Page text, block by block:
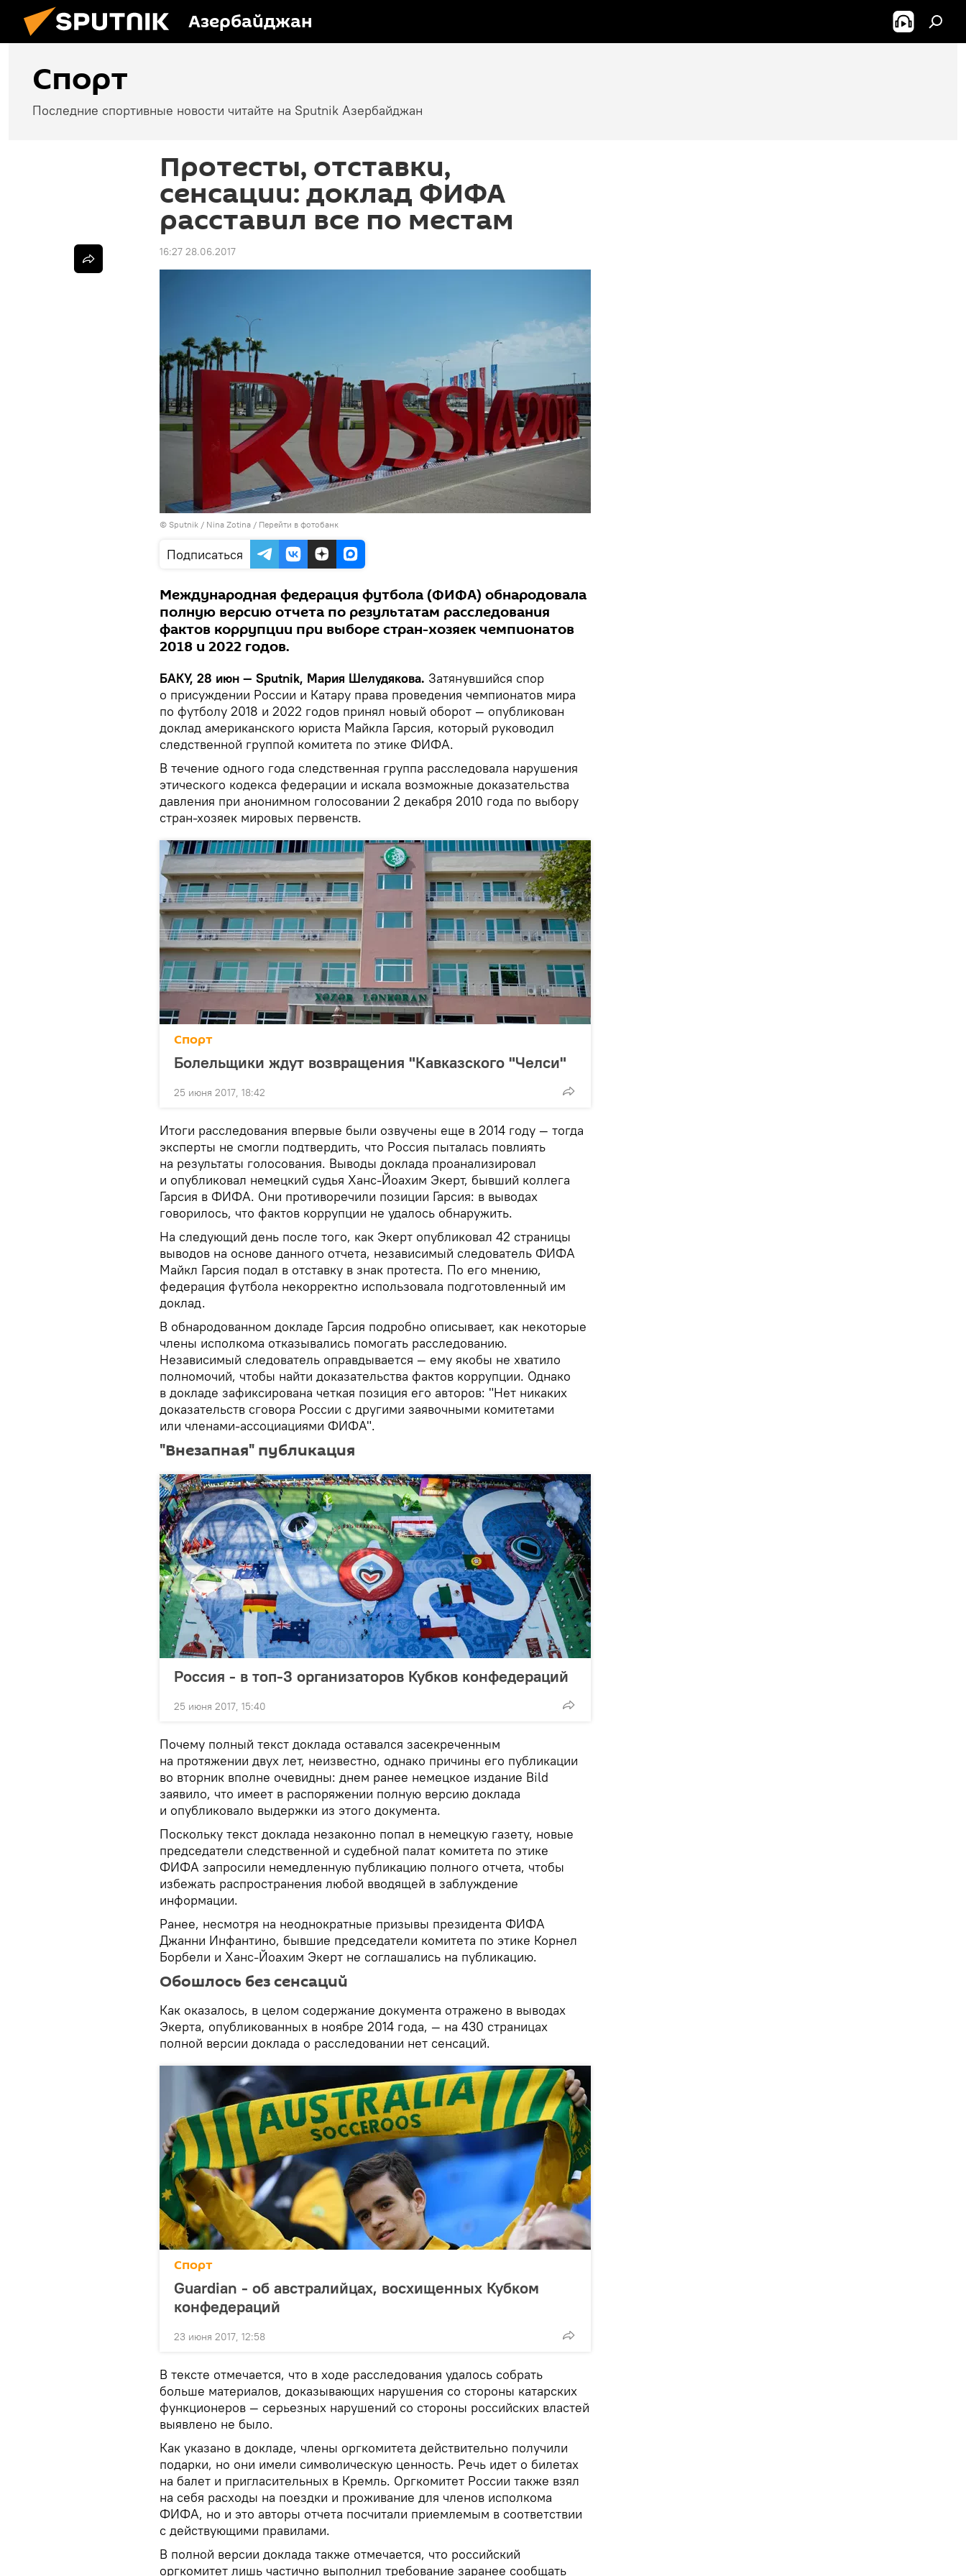
Азербайджан
Спорт
Последние спортивные новости читайте на Sputnik Азербайджан
Протесты, отставки,
сенсации: доклад ФИФА
расставил все по местам
16:27 28.06.2017
© Sputnik / Nina Zotina / Перейти в фотобанк
Подписаться
Международная федерация футбола (ФИФА) обнародовала
полную версию отчета по результатам расследования
фактов коррупции при выборе стран-хозяек чемпионатов
2018 и 2022 годов.
БАКУ, 28 июн — Sputnik, Мария Шелудякова. Затянувшийся спор
о присуждении России и Катару права проведения чемпионатов мира
по футболу 2018 и 2022 годов принял новый оборот — опубликован
доклад американского юриста Майкла Гарсия, который руководил
следственной группой комитета по этике ФИФА.
В течение одного года следственная группа расследовала нарушения
этического кодекса федерации и искала возможные доказательства
давления при анонимном голосовании 2 декабря 2010 года по выбору
стран-хозяек мировых первенств.
Спорт
Болельщики ждут возвращения "Кавказского "Челси"
25 июня 2017, 18:42
Итоги расследования впервые были озвучены еще в 2014 году — тогда
эксперты не смогли подтвердить, что Россия пыталась повлиять
на результаты голосования. Выводы доклада проанализировал
и опубликовал немецкий судья Ханс-Йоахим Экерт, бывший коллега
Гарсия в ФИФА. Они противоречили позиции Гарсия: в выводах
говорилось, что фактов коррупции не удалось обнаружить.
На следующий день после того, как Экерт опубликовал 42 страницы
выводов на основе данного отчета, независимый следователь ФИФА
Майкл Гарсия подал в отставку в знак протеста. По его мнению,
федерация футбола некорректно использовала подготовленный им
доклад.
В обнародованном докладе Гарсия подробно описывает, как некоторые
члены исполкома отказывались помогать расследованию.
Независимый следователь оправдывается — ему якобы не хватило
полномочий, чтобы найти доказательства фактов коррупции. Однако
в докладе зафиксирована четкая позиция его авторов: "Нет никаких
доказательств сговора России с другими заявочными комитетами
или членами-ассоциациями ФИФА".
"Внезапная" публикация
Россия - в топ-3 организаторов Кубков конфедераций
25 июня 2017, 15:40
Почему полный текст доклада оставался засекреченным
на протяжении двух лет, неизвестно, однако причины его публикации
во вторник вполне очевидны: днем ранее немецкое издание Bild
заявило, что имеет в распоряжении полную версию доклада
и опубликовало выдержки из этого документа.
Поскольку текст доклада незаконно попал в немецкую газету, новые
председатели следственной и судебной палат комитета по этике
ФИФА запросили немедленную публикацию полного отчета, чтобы
избежать распространения любой вводящей в заблуждение
информации.
Ранее, несмотря на неоднократные призывы президента ФИФА
Джанни Инфантино, бывшие председатели комитета по этике Корнел
Борбели и Ханс-Йоахим Экерт не соглашались на публикацию.
Обошлось без сенсаций
Как оказалось, в целом содержание документа отражено в выводах
Экерта, опубликованных в ноябре 2014 года, — на 430 страницах
полной версии доклада о расследовании нет сенсаций.
Спорт
Guardian - об австралийцах, восхищенных Кубком
конфедераций
23 июня 2017, 12:58
В тексте отмечается, что в ходе расследования удалось собрать
больше материалов, доказывающих нарушения со стороны катарских
функционеров — серьезных нарушений со стороны российских властей
выявлено не было.
Как указано в докладе, члены оргкомитета действительно получили
подарки, но они имели символическую ценность. Речь идет о билетах
на балет и пригласительных в Кремль. Оргкомитет России также взял
на себя расходы на поездки и проживание для членов исполкома
ФИФА, но и это авторы отчета посчитали приемлемым в соответствии
с действующими правилами.
В полной версии доклада также отмечается, что российский
оргкомитет лишь частично выполнил требование заранее сообщать